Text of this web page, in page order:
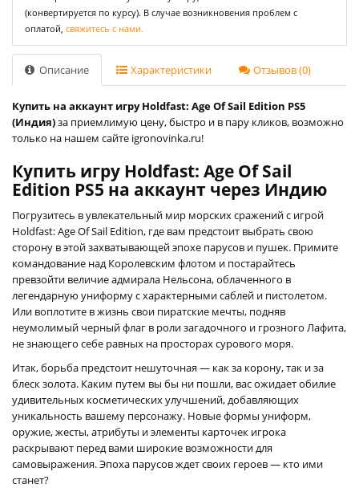
(конвертируется по курсу). В случае возникновения проблем с
оплатой, свяжитесь с нами.
Описание Характеристики Отзывов (0)
Купить на аккаунт игру Holdfast: Age Of Sail Edition PS5
(Индия)за приемлимую цену, быстро и в пару кликов, возможно
только на нашем сайте igronovinka.ru!
Купить игру Holdfast: Age Of Sail
Edition PS5 на аккаунт через Индию
Погрузитесь в увлекательный мир морских сражений с игрой
Holdfast: Age Of Sail Edition, где вам предстоит выбрать свою
сторону в этой захватывающей эпохе парусов и пушек. Примите
командование над Королевским флотом и постарайтесь
превзойти величие адмирала Нельсона, облаченного в
легендарную униформу с характерными саблей и пистолетом.
Или воплотите в жизнь свои пиратские мечты, подняв
неумолимый черный флаг в роли загадочного и грозного Лафита,
не знающего себе равных на просторах сурового моря.
Итак, борьба предстоит нешуточная — как за корону, так и за
блеск золота. Каким путем вы бы ни пошли, вас ожидает обилие
удивительных косметических улучшений, добавляющих
уникальность вашему персонажу. Новые формы униформ,
оружие, жесты, атрибуты и элементы карточек игрока
раскрывают перед вами широкие возможности для
самовыражения. Эпоха парусов ждет своих героев — кто ими
станет?